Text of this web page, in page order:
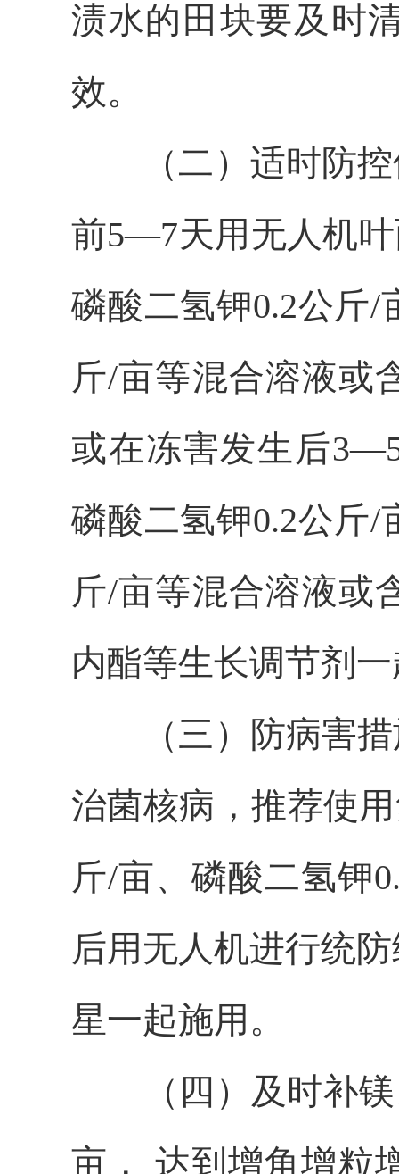
渍水的田块要及时
效。
（二）适时防
前5—7天用无人机
磷酸二氢钾0.2公斤/
斤/亩等混合溶液或
或在冻害发生后
磷酸二氢钾0.2公斤/
斤/亩等混合溶液或
内酯等生长调节剂
（三）防病害
治菌核病，推荐使
斤/亩、磷酸二氢钾
后用无人机进行统
星一起施用。
（四）及时补
亩， 达到增角增粒